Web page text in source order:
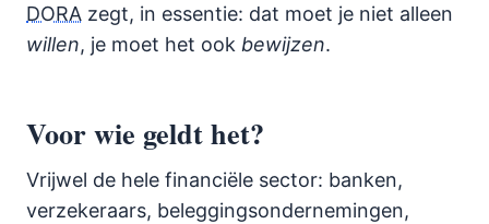
DORA zegt, in essentie: dat moet je niet alleen
willen, je moet het ook bewijzen.
Voor wie geldt het?
Vrijwel de hele financiële sector: banken,
verzekeraars, beleggingsondernemingen,